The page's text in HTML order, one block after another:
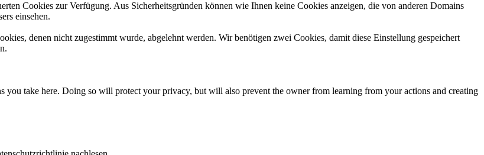
Cookies zur Verfügung. Aus Sicherheitsgründen können wie Ihnen keine Cookies anzeigen, die von anderen Domains
einsehen.
denen nicht zugestimmt wurde, abgelehnt werden. Wir benötigen zwei Cookies, damit diese Einstellung gespeichert
you take here. Doing so will protect your privacy, but will also prevent the owner from learning from your actions and creating